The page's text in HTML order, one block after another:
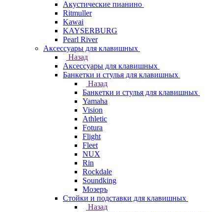
Акустические пианино
Ritmuller
Kawai
KAYSERBURG
Pearl River
Аксессуары для клавишных
Назад
Аксессуары для клавишных
Банкетки и стулья для клавишных
Назад
Банкетки и стулья для клавишных
Yamaha
Vision
Athletic
Fotura
Flight
Fleet
NUX
Rin
Rockdale
Soundking
Мозеръ
Стойки и подставки для клавишных
Назад